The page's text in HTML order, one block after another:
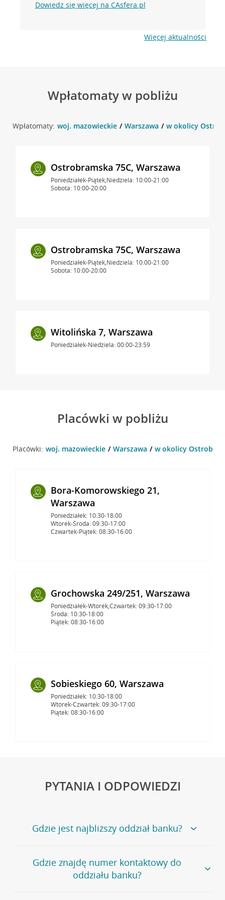
Dowiedz się więcej na CAsfera.pl
Więcej aktualności
Wpłatomaty w pobliżu
Wpłatomaty: woj. mazowieckie Warszawa w okolicy
Ostrobramska 75C, Warszawa
Poniedziałek-Piątek,Niedziela: 10:00-21:00
Sobota: 10:00-20:00
Ostrobramska 75C, Warszawa
Poniedziałek-Piątek,Niedziela: 10:00-21:00
Sobota: 10:00-20:00
Witolińska 7, Warszawa
Poniedziałek-Niedziela: 00:00-23:59
Placówki w pobliżu
Placówki: woj. mazowieckie Warszawa w okolicy
Bora-Komorowskiego 21,
Warszawa
Poniedziałek: 10:30-18:00
Wtorek-Środa: 09:30-17:00
Czwartek-Piątek: 08:30-16:00
Grochowska 249/251, Warszawa
Poniedziałek-Wtorek,Czwartek: 09:30-17:00
Środa: 10:30-18:00
Piątek: 08:30-16:00
Sobieskiego 60, Warszawa
Poniedziałek: 10:30-18:00
Wtorek-Czwartek: 09:30-17:00
Piątek: 08:30-16:00
PYTANIA I ODPOWIEDZI
Gdzie jest najbliższy oddział banku?
Jeśli szukasz oddziału naszego banku, zapraszamy na
stronęPlacówki i bankomaty, na której znajduje się
wygodna wyszukiwarka.
Gdzie znajdę numer kontaktowy do
oddziału banku?